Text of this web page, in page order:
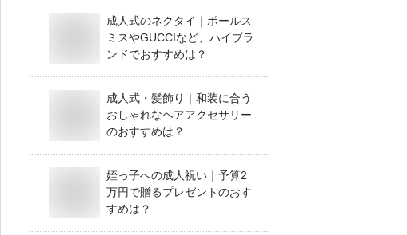
成人式のネクタイ｜ポールス
ミスやGUCCIなど、ハイブラ
ンドでおすすめは？
成人式・髪飾り｜和装に合う
おしゃれなヘアアクセサリー
のおすすめは？
姪っ子への成人祝い｜予算2
万円で贈るプレゼントのおす
すめは？